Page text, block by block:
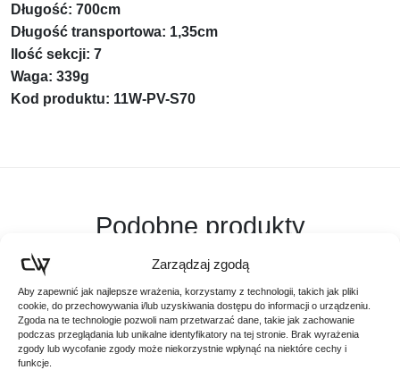
Zarządzaj zgodą
Aby zapewnić jak najlepsze wrażenia, korzystamy z technologii, takich jak pliki
cookie, do przechowywania i/lub uzyskiwania dostępu do informacji o urządzeniu.
Zgoda na te technologie pozwoli nam przetwarzać dane, takie jak zachowanie
podczas przeglądania lub unikalne identyfikatory na tej stronie. Brak wyrażenia
zgody lub wycofanie zgody może niekorzystnie wpłynąć na niektóre cechy i
funkcje.
Długość: 700cm
Długość transportowa: 1,35cm
Ilość sekcji: 7
Waga: 339g
Kod produktu: 11W-PV-S70
Podobne produkty
Poznaj podobne produkty, które mogą Ci się spodobać
Promocja!